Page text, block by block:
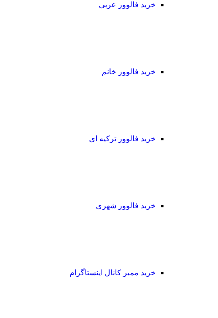
خرید فالوور عربی
خرید فالوور خانم
خرید فالوور ترکیه ای
خرید فالوور شهری
خرید ممبر کانال اینستاگرام